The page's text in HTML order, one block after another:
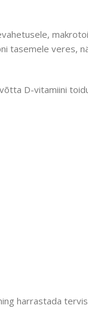
tasemele veres,
D-vitamiini
harrastada